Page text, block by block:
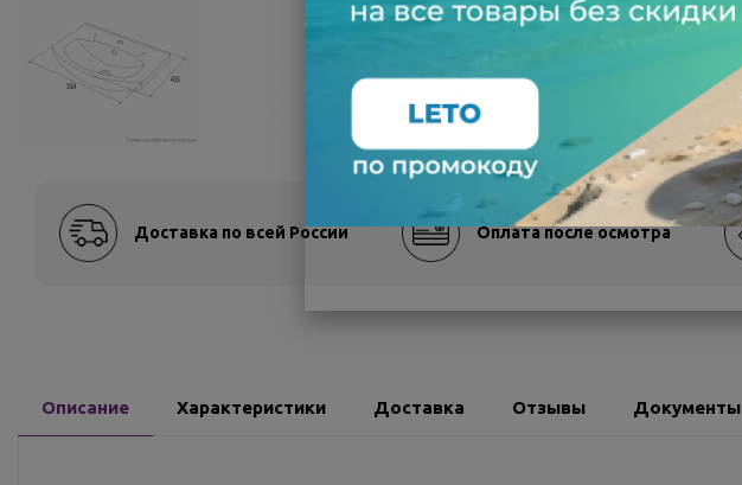
Доставка по всей России Оплата после осмотра
Описание Характеристики Доставка Отзывы Документы